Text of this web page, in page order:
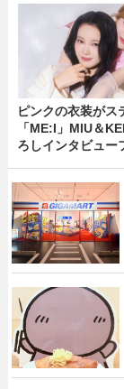
ピンクの衣装がス
「ME:I」MIU＆
ろしインタビュー